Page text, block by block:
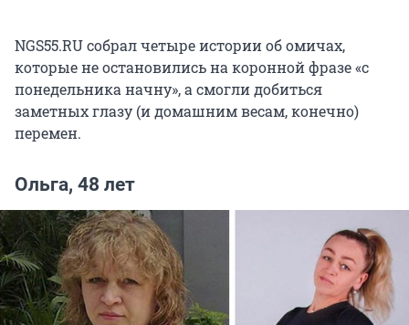
NGS55.RU собрал четыре истории об омичах,
которые не остановились на коронной фразе «с
понедельника начну», а смогли добиться
заметных глазу (и домашним весам, конечно)
перемен.
Ольга, 48 лет